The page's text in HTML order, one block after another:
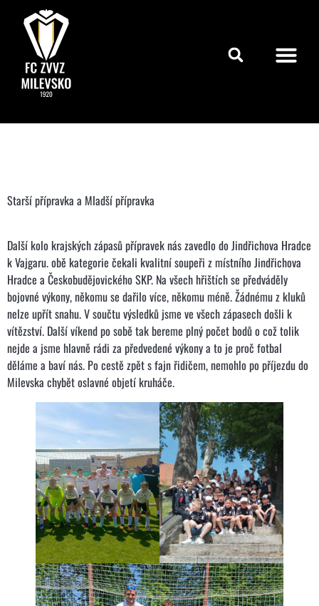
Starší přípravka a ‎Mladší přípravka
Další kolo krajských zápasů přípravek nás zavedlo do Jindřichova Hradce
k Vajgaru. obě kategorie čekali kvalitní soupeři z místního Jindřichova
Hradce a Českobudějovického SKP. Na všech hřištích se předváděly
bojovné výkony, někomu se dařilo více, někomu méně. Žádnému z kluků
nelze upřít snahu. V součtu výsledků jsme ve všech zápasech došli k
vítězství. Další víkend po sobě tak bereme plný počet bodů o což tolik
nejde a jsme hlavně rádi za předvedené výkony a to je proč fotbal
děláme a baví nás. Po cestě zpět s fajn řidičem, nemohlo po příjezdu do
Milevska chybět oslavné objetí kruháče.